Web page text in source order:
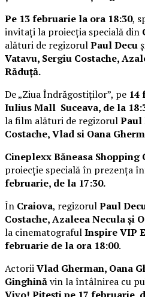
Pe 13 februarie la ora 18:30,
invitați la proiecția specială din
alături de regizorulPaul Decu
Vatavu, Sergiu Costache,
Răduță.
De „Ziua Îndrăgostiților”, pe 14
Iulius Mall Suceava, de la
la film alături de regizorulPaul
Costache, Vlad si Oana
Cineplexx Băneasa Shopping
proiecție specială în prezența
februarie, de la 17:30.
În Craiova, regizorulPaul
Costache, Azaleea Necula și
la cinematografulInspire VIP
februarie de la ora 18:00.
ActoriiVlad Gherman, Oana
Ginghinăvin la întâlnirea cu